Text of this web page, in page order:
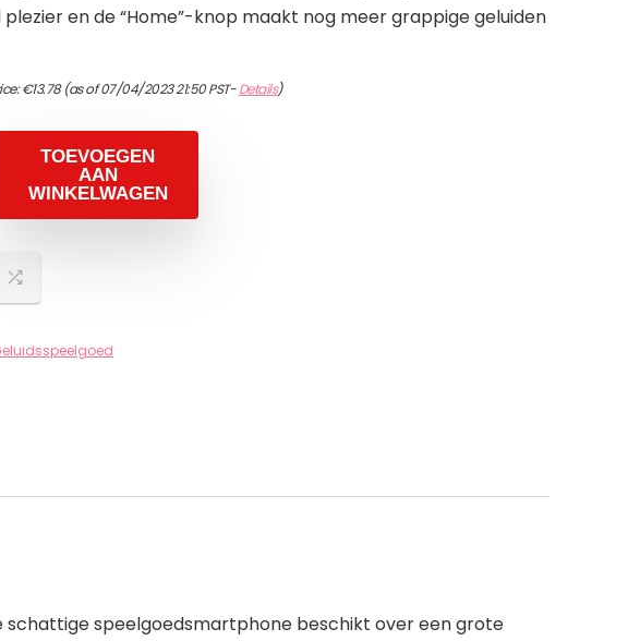
en de “Home”-knop maakt nog meer grappige geluiden
€13.78(as of 07/04/2023 21:50 PST-Details)
TOEVOEGEN
AAN
WINKELWAGEN
schattige speelgoedsmartphone beschikt over een grote